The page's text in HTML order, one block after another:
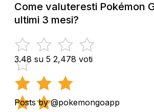
Come valuteresti Pokémon
ultimi 3 mesi?
3.48 su 5 2,478 voti
Posts by @pokemongoapp